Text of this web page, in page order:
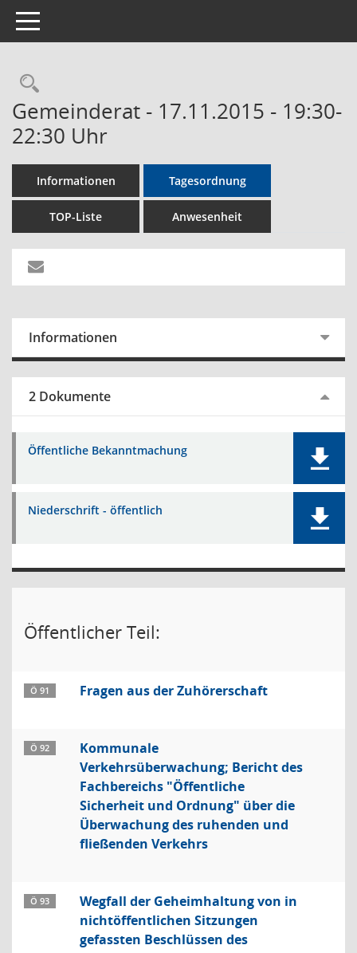
Toggle navigation
Rechercheauswahl
Gemeinderat - 17.11.2015 - 19:30-
22:30 Uhr
Informationen Tagesordnung
TOP-Liste Anwesenheit
Informationen
2 Dokumente
Öffentliche Bekanntmachung
Niederschrift - öffentlich
Öffentlicher Teil:
Ö 91 Fragen aus der Zuhörerschaft
Ö 92
Kommunale
Verkehrsüberwachung; Bericht des
Fachbereichs "Öffentliche
Sicherheit und Ordnung" über die
Überwachung des ruhenden und
fließenden Verkehrs
Ö 93
Wegfall der Geheimhaltung von in
nichtöffentlichen Sitzungen
gefassten Beschlüssen des